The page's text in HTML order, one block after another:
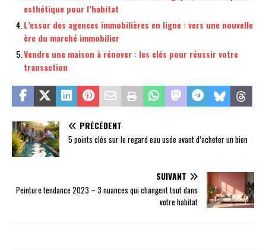
esthétique pour l’habitat
L’essor des agences immobilières en ligne : vers une nouvelle
ère du marché immobilier
Vendre une maison à rénover : les clés pour réussir votre
transaction
PRÉCÉDENT
5 points clés sur le regard eau usée avant d’acheter un bien
SUIVANT
Peinture tendance 2023 – 3 nuances qui changent tout dans
votre habitat